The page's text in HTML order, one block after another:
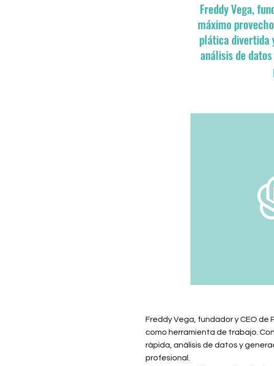
Freddy Vega,
máximo
plática divertida
análisis de
Freddy Vega, fundador y CEO
como herramienta de trabajo.
rápida, análisis de datos y
profesional.